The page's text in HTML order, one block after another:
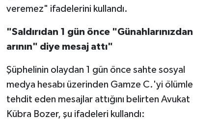
veremez" ifadelerini kullandı.
"Saldırıdan 1 gün önce "Günahlarınızdan
arının" diye mesaj attı"
Şüphelinin olaydan 1 gün önce sahte sosyal
medya hesabı üzerinden Gamze C.'yi ölümle
tehdit eden mesajlar attığını belirten Avukat
Kübra Bozer, şu ifadeleri kullandı: